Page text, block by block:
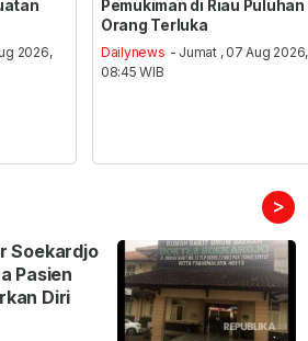
2026,
Pemukiman di Riau Puluhan
Orang Terluka
Dailynews - Jumat , 07 Aug 2026,
08:45 WIB
>
Soekardjo
Pasien
Diri